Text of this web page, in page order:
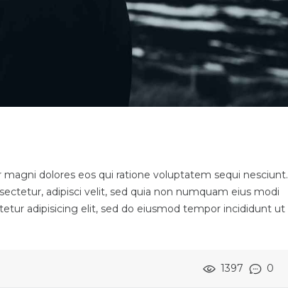
dolores eos qui ratione voluptatem sequi nesciunt.
adipisci velit, sed quia non numquam eius modi
adipisicing elit, sed do eiusmod tempor incididunt ut
1397 0